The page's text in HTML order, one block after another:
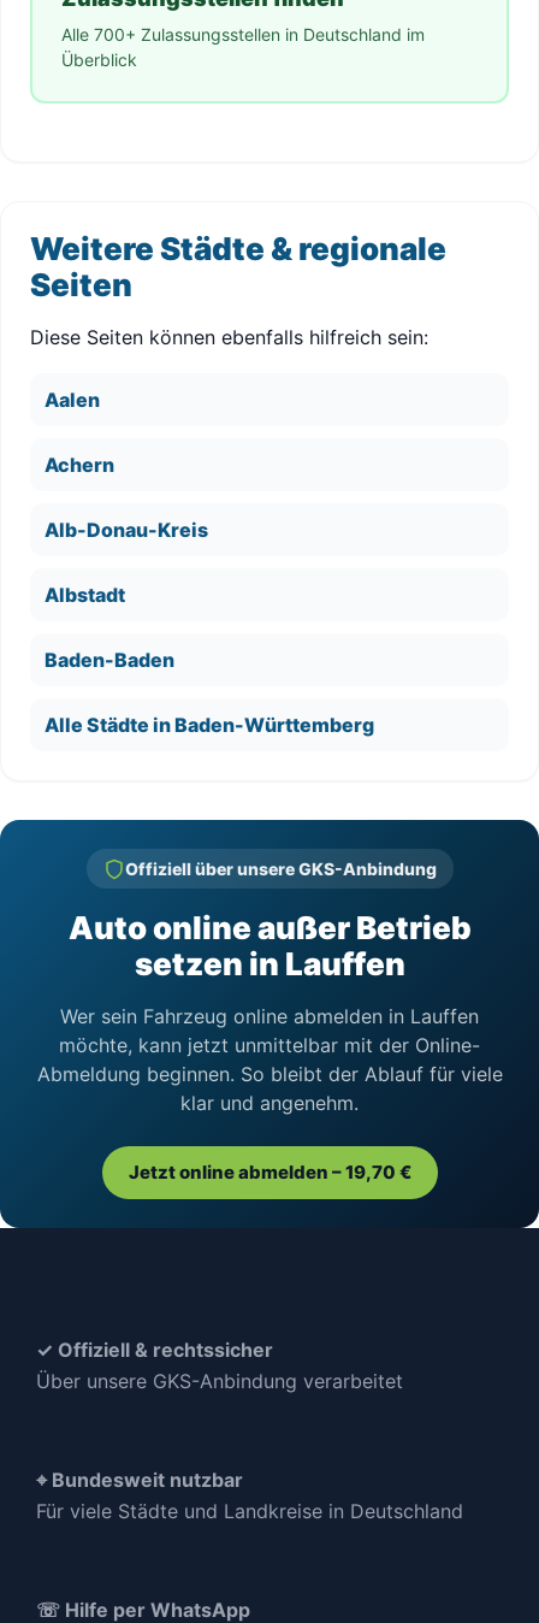
Alle 700+ Zulassungsstellen in Deutschland im
Überblick
Weitere Städte & regionale
Seiten
Diese Seiten können ebenfalls hilfreich sein:
Aalen
Achern
Alb-Donau-Kreis
Albstadt
Baden-Baden
Alle Städte in Baden-Württemberg
Offiziell über unsere GKS-Anbindung
Auto online außer Betrieb
setzen in Lauffen
Wer sein Fahrzeug online abmelden in Lauffen
möchte, kann jetzt unmittelbar mit der Online-
Abmeldung beginnen. So bleibt der Ablauf für viele
klar und angenehm.
Jetzt online abmelden – 19,70 €
✓ Offiziell & rechtssicher
Über unsere GKS-Anbindung verarbeitet
⌖ Bundesweit nutzbar
Für viele Städte und Landkreise in Deutschland
☏ Hilfe per WhatsApp